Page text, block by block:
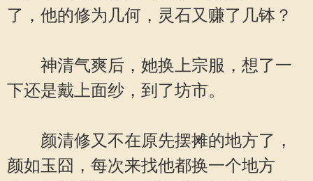
了，他的修为几何，灵石又赚了几钵？
神清气爽后，她换上宗服，想了一
下还是戴上面纱，到了坊市。
颜清修又不在原先摆摊的地方了，
颜如玉囧，每次来找他都换一个地方